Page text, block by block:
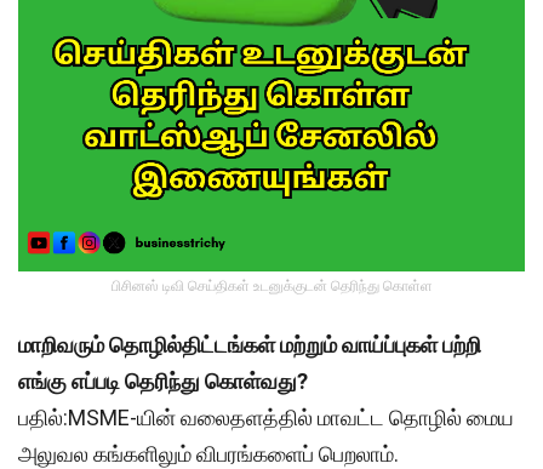
பிசினஸ் டிவி செய்திகள் உடனுக்குடன் தெரிந்து கொள்ள
மாறிவரும் தொழில்திட்டங்கள் மற்றும் வாய்ப்புகள் பற்றி
எங்கு எப்படி தெரிந்து கொள்வது?
பதில்:MSME-யின் வலைதளத்தில் மாவட்ட தொழில் மைய
அலுவல கங்களிலும் விபரங்களைப் பெறலாம்.